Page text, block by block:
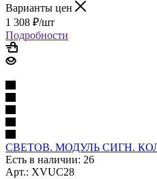
Варианты цен
1 308 ₽/шт
Подробности
СВЕТОВ. МОДУЛЬ СИГН.
Есть в наличии: 26
Арт.: XVUC28